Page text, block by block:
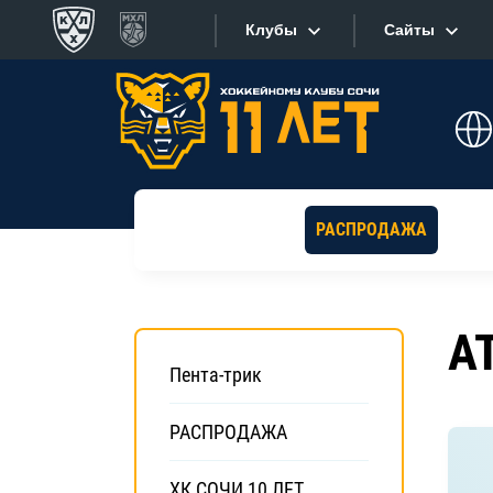
Клубы
Конференция «Запад»
Дивизион Боброва
Спартак
ХК Сочи
Сайты
Сайты
Хайлайты
Интернет-
РАСПРОДАЖА
Пента-трик
РАСПРОДАЖА